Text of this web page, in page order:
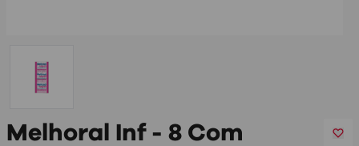
Melhoral Inf - 8 Com